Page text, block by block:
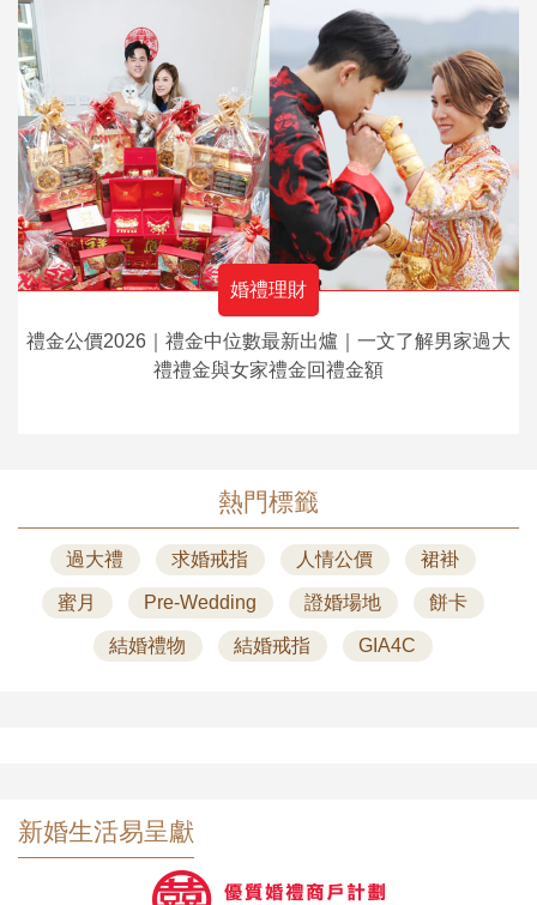
婚禮理財
禮金公價2026｜禮金中位數最新出爐｜一文了解男家過大
禮禮金與女家禮金回禮金額
熱門標籤
過大禮 求婚戒指 人情公價 裙褂
蜜月 Pre-Wedding 證婚場地 餅卡
結婚禮物 結婚戒指 GIA4C
新婚生活易呈獻